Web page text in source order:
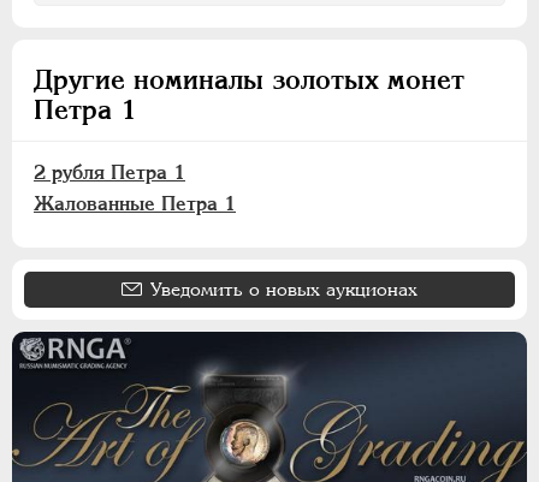
Другие номиналы золотых монет
Петра 1
2 рубля Петра 1
Жалованные Петра 1
Уведомить о новых аукционах